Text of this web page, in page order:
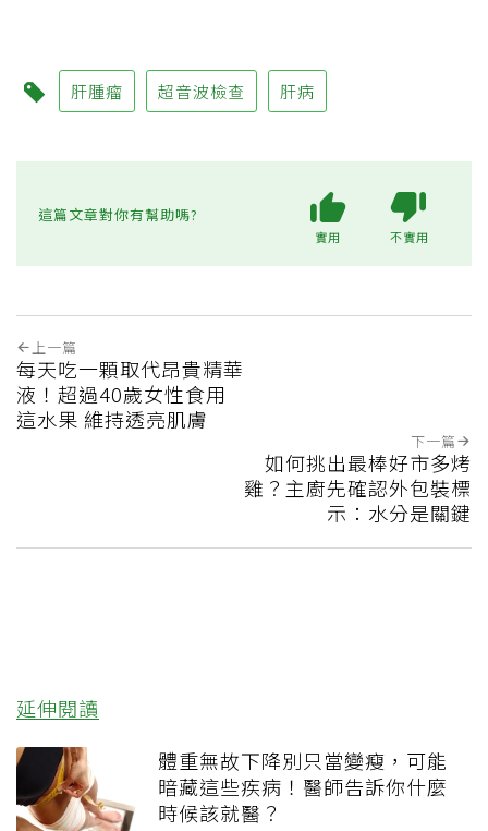
肝腫瘤 超音波檢查 肝病
這篇文章對你有幫助嗎?
實用 不實用
上一篇
每天吃一顆取代昂貴精華
液！超過40歲女性食用
這水果 維持透亮肌膚
下一篇
如何挑出最棒好市多烤
雞？主廚先確認外包裝標
示：水分是關鍵
延伸閱讀
體重無故下降別只當變瘦，可能
暗藏這些疾病！醫師告訴你什麼
時候該就醫？